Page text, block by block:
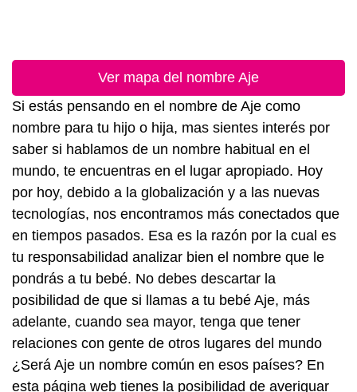
Ver mapa del nombre Aje
Si estás pensando en el nombre de Aje como
nombre para tu hijo o hija, mas sientes interés por
saber si hablamos de un nombre habitual en el
mundo, te encuentras en el lugar apropiado. Hoy
por hoy, debido a la globalización y a las nuevas
tecnologías, nos encontramos más conectados que
en tiempos pasados. Esa es la razón por la cual es
tu responsabilidad analizar bien el nombre que le
pondrás a tu bebé. No debes descartar la
posibilidad de que si llamas a tu bebé Aje, más
adelante, cuando sea mayor, tenga que tener
relaciones con gente de otros lugares del mundo
¿Será Aje un nombre común en esos países? En
esta página web tienes la posibilidad de averiguar